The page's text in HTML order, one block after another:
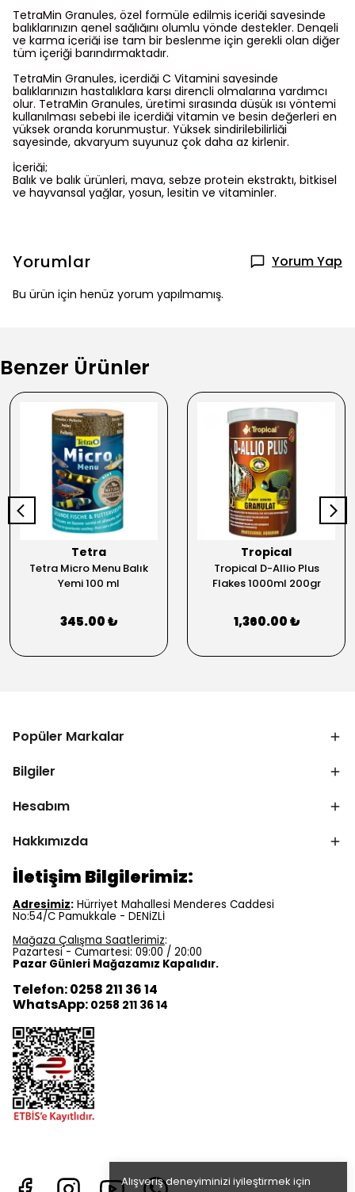
Alışveriş deneyiminizi iyileştirmek için
TetraMin Granules, özel formüle edilmiş içeriği sayesinde
balıklarınızın genel sağlığını olumlu yönde destekler. Dengeli
ve karma içeriği ise tam bir beslenme için gerekli olan diğer
tüm içeriği barındırmaktadır.
TetraMin Granules, içerdiği C Vitamini sayesinde
balıklarınızın hastalıklara karşı dirençli olmalarına yardımcı
olur. TetraMin Granules, üretimi sırasında düşük ısı yöntemi
kullanılması sebebi ile içerdiği vitamin ve besin değerleri en
yüksek oranda korunmuştur. Yüksek sindirilebilirliği
sayesinde, akvaryum suyunuz çok daha az kirlenir.
İçeriği;
Balık ve balık ürünleri, maya, sebze protein ekstraktı, bitkisel
ve hayvansal yağlar, yosun, lesitin ve vitaminler.
Yorumlar Yorum Yap
Bu ürün için henüz yorum yapılmamış.
Benzer Ürünler
Tetra
Tetra Micro Menu Balık
Yemi 100 ml
345.00 ₺
Tropical
Tropical D-Allio Plus
Flakes 1000ml 200gr
1,360.00 ₺
Popüler Markalar
Bilgiler
Hesabım
Hakkımızda
İletişim Bilgilerimiz:
Adresimiz: Hürriyet Mahallesi Menderes Caddesi
No:54/C Pamukkale - DENİZLİ
Mağaza Çalışma Saatlerimiz:
Pazartesi - Cumartesi: 09:00 / 20:00
Pazar Günleri Mağazamız Kapalıdır.
Telefon: 0258 211 36 14
WhatsApp: 0258 211 36 14